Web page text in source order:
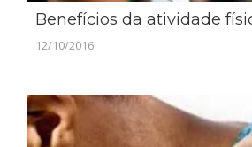
Benefícios da atividade
12/10/2016